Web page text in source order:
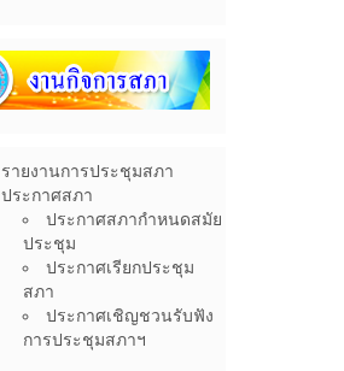
รายงานการประชุมสภา
ประกาศสภา
ประกาศสภากำหนดสมัย
ประชุม
ประกาศเรียกประชุม
สภา
ประกาศเชิญชวนรับฟัง
การประชุมสภาฯ